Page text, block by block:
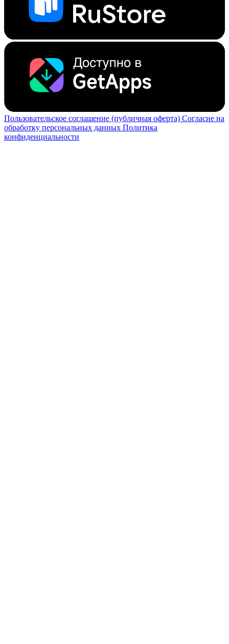
Пользовательское соглашение (публичная оферта) Согласие на
обработку персональных данных Политика
конфиденциальности